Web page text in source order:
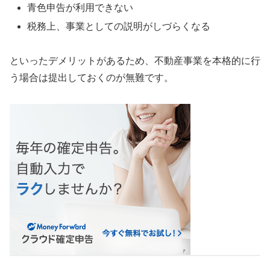
青色申告が利用できない
税務上、事業としての説明がしづらくなる
といったデメリットがあるため、不動産事業を本格的に行
う場合は提出しておくのが無難です。